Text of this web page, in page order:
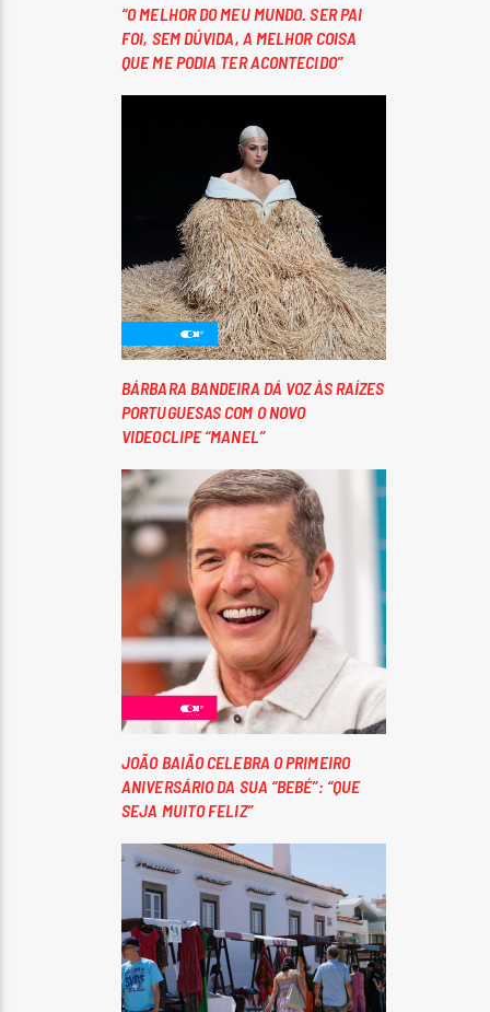
“O MELHOR DO MEU MUNDO. SER PAI
FOI, SEM DÚVIDA, A MELHOR COISA
QUE ME PODIA TER ACONTECIDO”
BÁRBARA BANDEIRA DÁ VOZ ÀS RAÍZES
PORTUGUESAS COM O NOVO
VIDEOCLIPE “MANEL”
JOÃO BAIÃO CELEBRA O PRIMEIRO
ANIVERSÁRIO DA SUA “BEBÉ”: “QUE
SEJA MUITO FELIZ”